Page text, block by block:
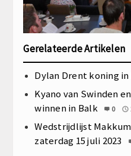
Gerelateerde Artikelen
Dylan Drent koning
Kyano van Swinden
winnen in Balk
0
Wedstrijdlijst
zaterdag 15 juli 2023